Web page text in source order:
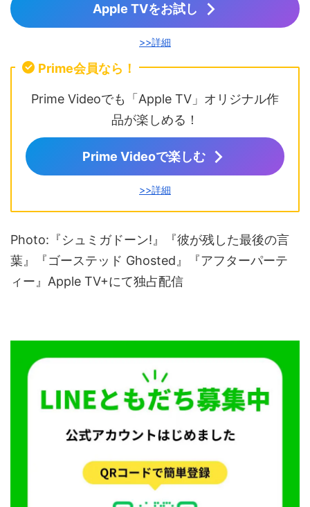
Apple TVをお試し
>>詳細
Prime会員なら！
Prime Videoでも「Apple TV」オリジナル作
品が楽しめる！
Prime Videoで楽しむ
>>詳細
Photo:『シュミガドーン!』『彼が残した最後の言
葉』『ゴーステッド Ghosted』『アフターパーテ
ィー』Apple TV+にて独占配信